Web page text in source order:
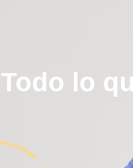
Todo lo